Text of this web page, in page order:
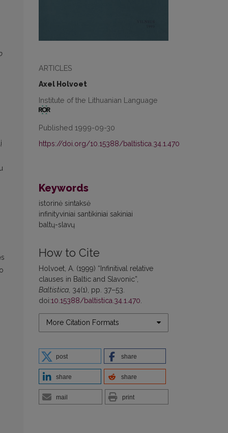
ARTICLES
Axel Holvoet
Institute of the Lithuanian Language
Published 1999-09-30
https://doi.org/10.15388/baltistica.34.1.470
Keywords
istorinė sintaksė
infinityviniai santikiniai sakiniai
baltų-slavų
How to Cite
Holvoet, A. (1999) “Infinitival relative
clauses in Baltic and Slavonic”,
Baltistica , 34(1), pp. 37–53.
doi:10.15388/baltistica.34.1.470
More Citation Formats
post share
share share
mail print